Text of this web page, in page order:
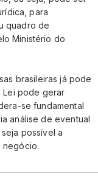
para
quadro de
Ministério do
brasileiras já pode
Lei pode gerar
se fundamental
análise de eventual
possível a
negócio.